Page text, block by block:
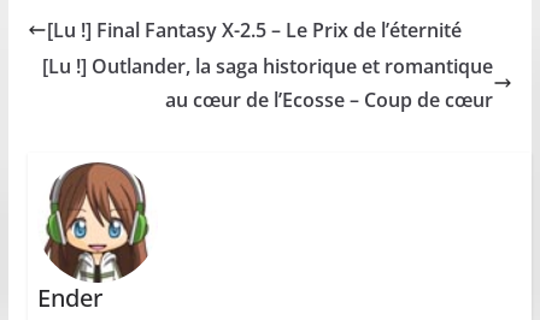
[Lu !] Final Fantasy X-2.5 – Le Prix de l’éternité
[Lu !] Outlander, la saga historique et romantique
au cœur de l’Ecosse – Coup de cœur
Ender